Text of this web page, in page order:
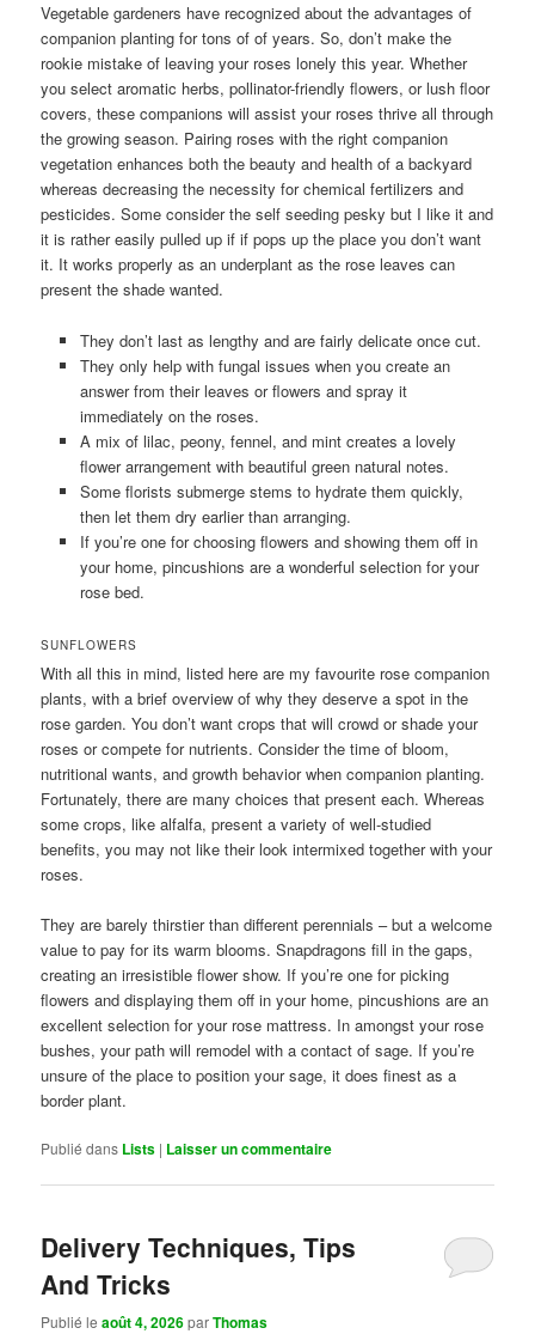
Vegetable gardeners have recognized about the advantages of
companion planting for tons of of years. So, don’t make the
rookie mistake of leaving your roses lonely this year. Whether
you select aromatic herbs, pollinator-friendly flowers, or lush floor
covers, these companions will assist your roses thrive all through
the growing season. Pairing roses with the right companion
vegetation enhances both the beauty and health of a backyard
whereas decreasing the necessity for chemical fertilizers and
pesticides. Some consider the self seeding pesky but I like it and
it is rather easily pulled up if if pops up the place you don’t want
it. It works properly as an underplant as the rose leaves can
present the shade wanted.
They don’t last as lengthy and are fairly delicate once cut.
They only help with fungal issues when you create an
answer from their leaves or flowers and spray it
immediately on the roses.
A mix of lilac, peony, fennel, and mint creates a lovely
flower arrangement with beautiful green natural notes.
Some florists submerge stems to hydrate them quickly,
then let them dry earlier than arranging.
If you’re one for choosing flowers and showing them off in
your home, pincushions are a wonderful selection for your
rose bed.
SUNFLOWERS
With all this in mind, listed here are my favourite rose companion
plants, with a brief overview of why they deserve a spot in the
rose garden. You don’t want crops that will crowd or shade your
roses or compete for nutrients. Consider the time of bloom,
nutritional wants, and growth behavior when companion planting.
Fortunately, there are many choices that present each. Whereas
some crops, like alfalfa, present a variety of well-studied
benefits, you may not like their look intermixed together with your
roses.
They are barely thirstier than different perennials – but a welcome
value to pay for its warm blooms. Snapdragons fill in the gaps,
creating an irresistible flower show. If you’re one for picking
flowers and displaying them off in your home, pincushions are an
excellent selection for your rose mattress. In amongst your rose
bushes, your path will remodel with a contact of sage. If you’re
unsure of the place to position your sage, it does finest as a
border plant.
Publié dans Lists | Laisser un commentaire
Delivery Techniques, Tips
And Tricks
Publié leaoût 4, 2026parThomas